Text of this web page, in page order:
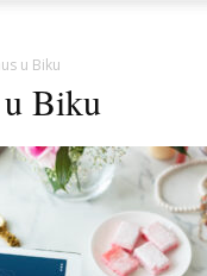
u Biku
u Biku